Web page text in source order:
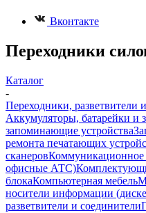
Вконтакте
Переходники
Каталог
-
Переходники, разветвители
Аккумуляторы, батарейки и
запоминающие устройства
ремонта печатающих
сканеровКоммуникационное
офисные АТС)
блокаКомпьютерная мебель
носители информации
разветвители и соединители